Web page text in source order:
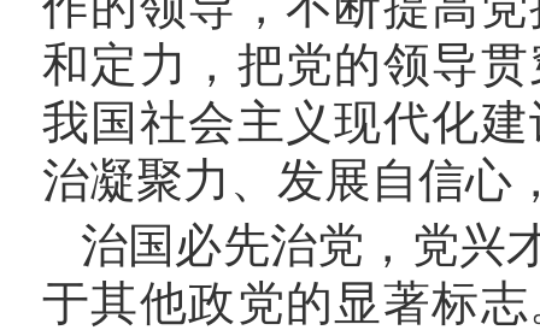
和定力，把党的领导
我国社会主义现代化
治凝聚力、发展自信心
治国必先治党，党兴
于其他政党的显著标